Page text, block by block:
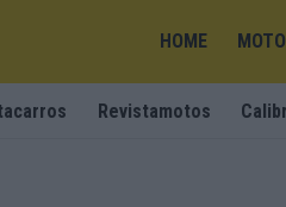
HOME
Revistamotos